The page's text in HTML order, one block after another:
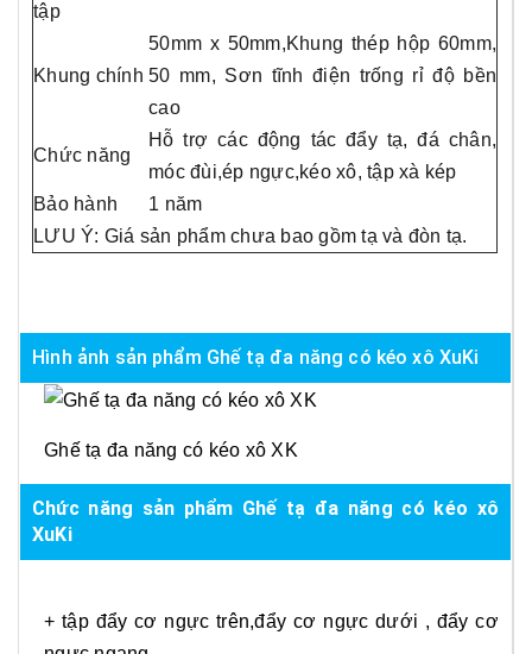
tập
Khung chính
50mm x 50mm,Khung thép hộp 60mm,
50 mm, Sơn tĩnh điện trống rỉ độ bền
cao
Chức năng
Hỗ trợ các động tác đẩy tạ, đá chân,
móc đùi,ép ngực,kéo xô, tập xà kép
Bảo hành
1 năm
LƯU Ý: Giá sản phẩm chưa bao gồm tạ và đòn tạ.
Hình ảnh sản phẩm Ghế tạ đa năng có kéo xô XuKi
Ghế tạ đa năng có kéo xô XK
Chức năng sản phẩm Ghế tạ đa năng có kéo xô
XuKi
+ tập đẩy cơ ngực trên,đẩy cơ ngực dưới , đẩy cơ